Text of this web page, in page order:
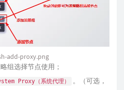
add-proxy.png
组选择节点使用；
Proxy（系统代理）
。（可选，